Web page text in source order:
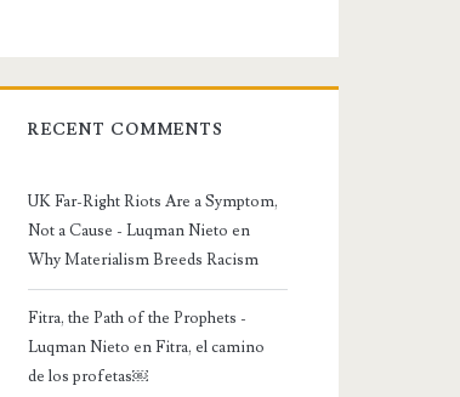
RECENT COMMENTS
UK Far-Right Riots Are a Symptom,
Not a Cause - Luqman Nieto en
Why Materialism Breeds Racism
Fitra, the Path of the Prophets -
Luqman Nieto enFitra, el camino
de los profetas￼